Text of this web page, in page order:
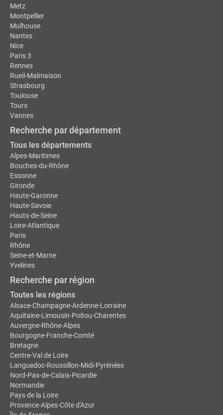
Metz
Montpellier
Mulhouse
Nantes
Nice
Paris 3
Rennes
Rueil-Malmaison
Strasbourg
Toulouse
Tours
Vannes
Recherche par département
Tous les départements
Alpes-Maritimes
Bouches-du-Rhône
Essonne
Gironde
Haute-Garonne
Haute-Savoie
Hauts-de-Seine
Loire-Atlantique
Paris
Rhône
Seine-et-Marne
Yvelines
Recherche par région
Toutes les régions
Alsace-Champagne-Ardenne-Lorraine
Aquitaine-Limousin-Poitou-Charentes
Auvergne-Rhône-Alpes
Bourgogne-Franche-Comté
Bretagne
Centre-Val de Loire
Languedoc-Roussillon-Midi-Pyrénées
Nord-Pas-de-Calais-Picardie
Normandie
Pays de la Loire
Provence-Alpes-Côte d'Azur